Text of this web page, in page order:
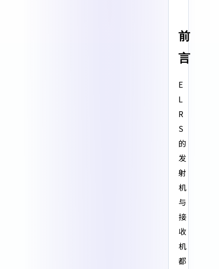
前
言
E
L
R
S
的
发
射
机
与
接
收
机
都